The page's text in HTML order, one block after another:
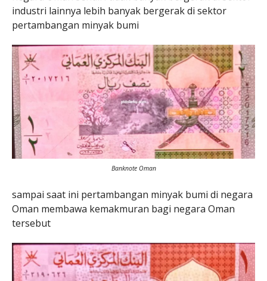
industri lainnya lebih banyak bergerak di sektor
pertambangan minyak bumi
Banknote Oman
sampai saat ini pertambangan minyak bumi di negara
Oman membawa kemakmuran bagi negara Oman
tersebut